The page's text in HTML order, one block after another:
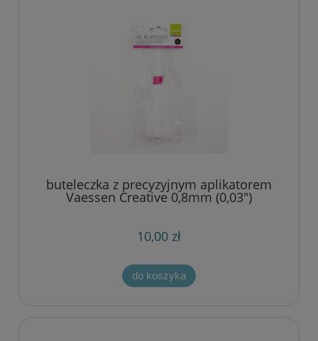
buteleczka z precyzyjnym aplikatorem
Vaessen Creative 0,8mm (0,03")
10,00 zł
do koszyka